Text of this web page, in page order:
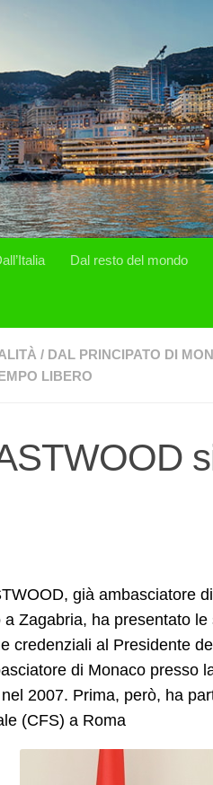
Dal resto del mondo
/ DAL PRINCIPATO DI
LIBERO
già ambasciatore
Zagabria, ha presentato
credenziali al Presidente
di Monaco presso
2007. Prima, però, ha
(CFS) a Roma